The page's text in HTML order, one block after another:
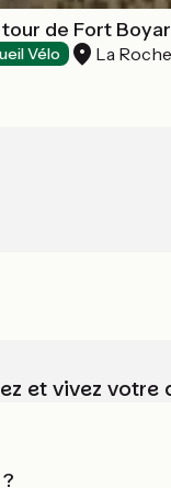
tour de Fort
Vélo La
et vivez